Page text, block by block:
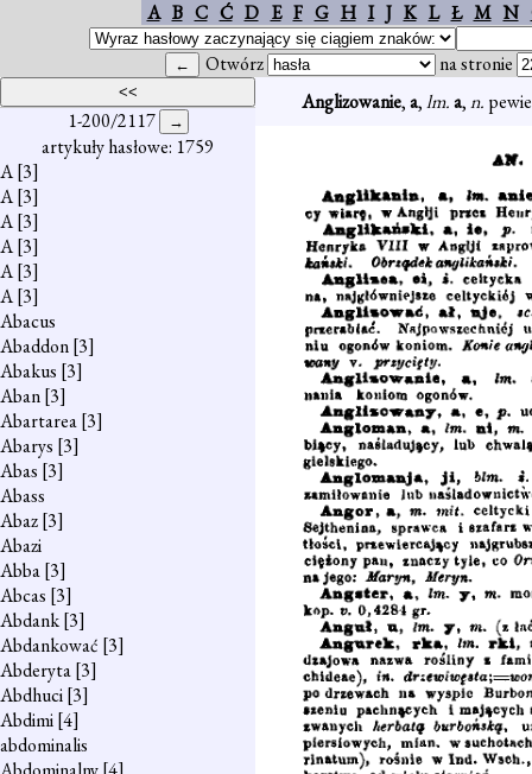
A B C Ć D E F G H I J K L Ł M N
Otwórz na stronie
1-200/2117
artykuły hasłowe: 1759
A[3]
A[3]
A[3]
A[3]
A[3]
A[3]
Abacus
Abaddon[3]
Abakus [3]
Aban[3]
Abartarea[3]
Abarys [3]
Abas [3]
Abass
Abaz[3]
Abazi
Abba[3]
Abcas [3]
Abdank[3]
Abdankować [3]
Abderyta[3]
Abdhuci[3]
Abdimi[4]
abdominalis
Anglizowanie,a,lm.a,n.